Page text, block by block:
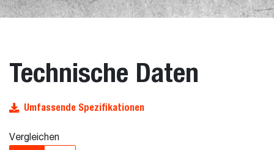
Technische Daten
Umfassende Spezifikationen
Vergleichen